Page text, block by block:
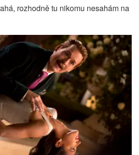
rozhodně tu nikomu nesahám na